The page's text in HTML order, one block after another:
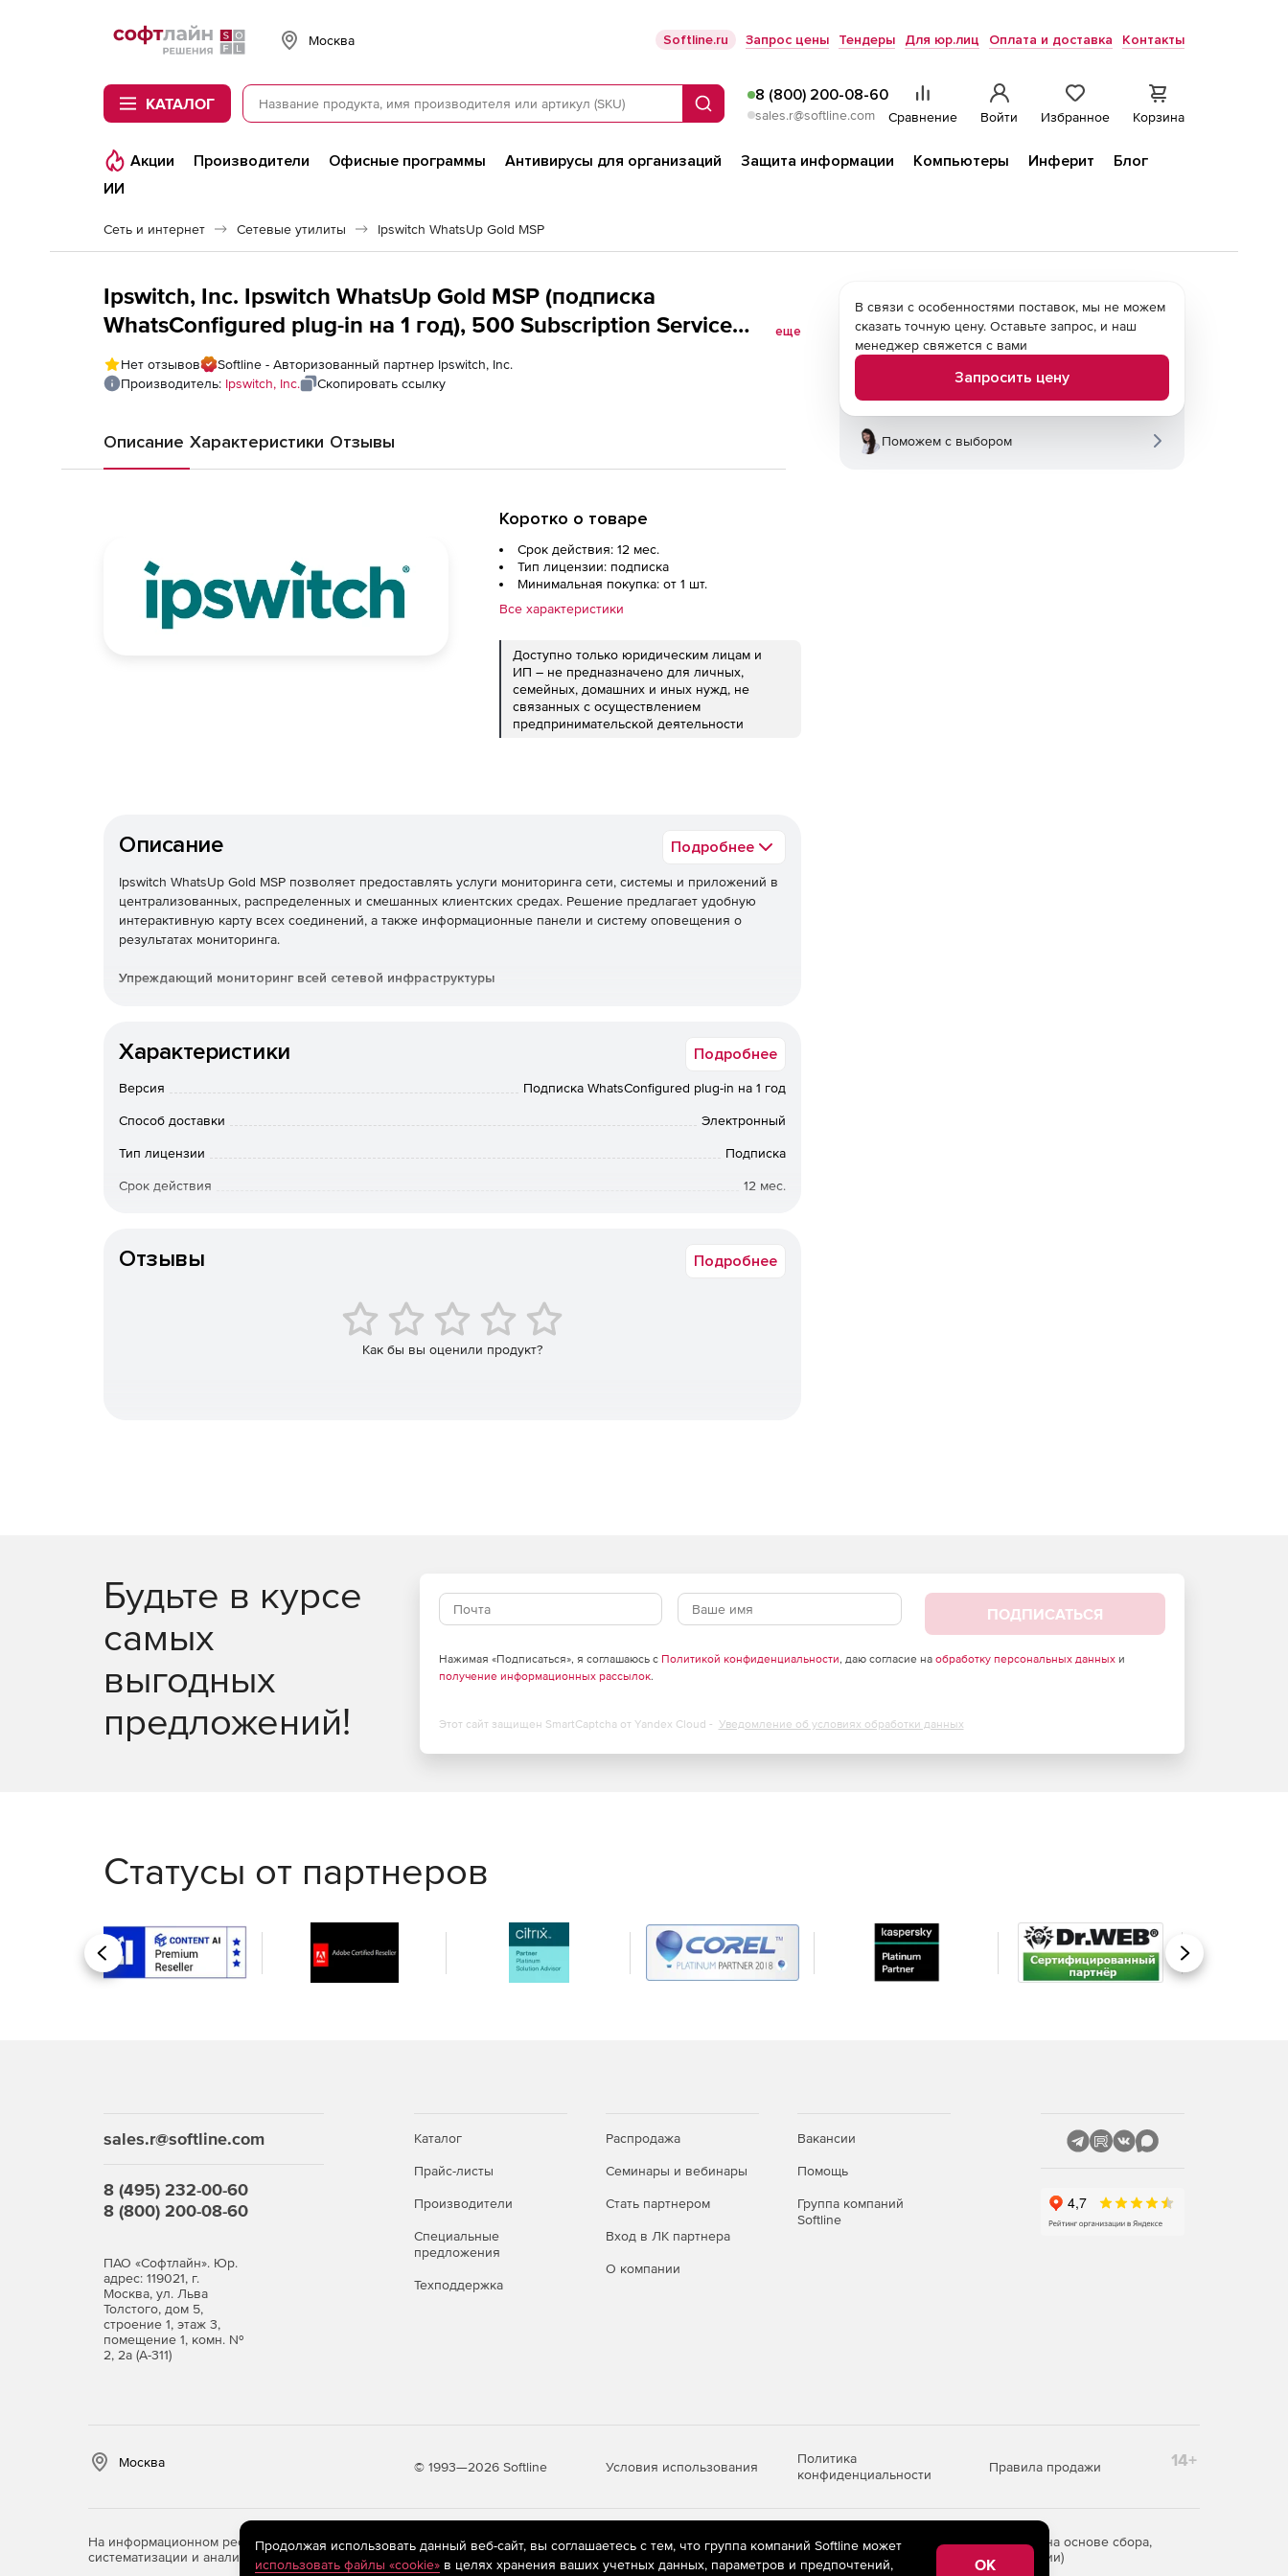
Softline
Москва Softline.ru Запрос цены Тендеры Для юр.лиц Оплата и доставка Контакты
КАТАЛОГ Поиск
8 (800) 200-08-60
sales.r@softline.com Сравнение Войти Избранное Корзина
Акции Производители Офисные программы Антивирусы для организаций Защита информации Компьютеры Инферит
Блог
ИИ
Сеть и интернет Сетевые утилиты Ipswitch WhatsUp Gold MSP
Ipswitch, Inc. Ipswitch WhatsUp Gold MSP (подписка
WhatsConfigured plug-in на 1 год), 500 Subscription Service
Agreement with 1 Month Service
еще
Нет отзывов
Softline - Авторизованный партнер Ipswitch, Inc.
Производитель: Ipswitch, Inc. Скопировать ссылку
Описание Характеристики Отзывы
Коротко о товаре
Срок действия: 12 мес.
Тип лицензии: подписка
Минимальная покупка: от 1 шт.
Все характеристики
Доступно только юридическим лицам и
ИП – не предназначено для личных,
семейных, домашних и иных нужд, не
связанных с осуществлением
предпринимательской деятельности
Описание Подробнее
Ipswitch WhatsUp Gold MSP позволяет предоставлять услуги мониторинга сети, системы и приложений в
централизованных, распределенных и смешанных клиентских средах. Решение предлагает удобную
интерактивную карту всех соединений, а также информационные панели и систему оповещения о
результатах мониторинга.
Упреждающий мониторинг всей сетевой инфраструктуры
помощью одного и того же простого в использовании интерфейса. Мониторинг как локальных, так и
клиента, предоставляя контекст того, как все связано.
Быстрое устранение неполадок с помощью интуитивно понятных карт и панелей мониторинга
непосредственно с карты сети. Простое переключение между физическими, виртуальными,
Характеристики Подробнее
Версия Подписка WhatsConfigured plug-in на 1 год
Способ доставки Электронный
Тип лицензии Подписка
Срок действия 12 мес.
Отзывы Подробнее
Как бы вы оценили продукт?
В связи с особенностями поставок, мы не можем
сказать точную цену. Оставьте запрос, и наш
менеджер свяжется с вами
Запросить цену
Поможем с выбором
Будьте в курсе
самых
выгодных
предложений!
ПОДПИСАТЬСЯ
Нажимая «Подписаться», я соглашаюсь с Политикой конфиденциальности, даю согласие на обработку персональных данныхи
получение информационных рассылок.
Этот сайт защищен SmartCaptcha от Yandex Cloud - Уведомление об условиях обработки данных
Статусы от партнеров
Назад Вперед
sales.r@softline.com
8 (495) 232-00-60
8 (800) 200-08-60
ПАО «Софтлайн». Юр.
адрес: 119021, г.
Москва, ул. Льва
Толстого, дом 5,
строение 1, этаж 3,
помещение 1, комн. №
2, 2а (А-311)
Каталог
Прайс-листы
Производители
Специальные
предложения
Техподдержка
Распродажа
Семинары и вебинары
Стать партнером
Вход в ЛК партнера
О компании
Вакансии
Помощь
Группа компаний
Softline
Москва © 1993—2026 Softline Условия использования
Политика
конфиденциальности
Правила продажи 14+
На информационном ресурсе store.softline.ru применяютсярекомендательные технологии(информационные технологии предоставления информации на основе сбора,
систематизации и анализа сведений, относящихся к предпочтениям пользователей сети «Интернет», находящихся на территории Российской Федерации)
Продолжая использовать данный веб-сайт, вы соглашаетесь с тем, что группа компаний Softline может
использовать файлы «cookie»в целях хранения ваших учетных данных, параметров и предпочтений, OK